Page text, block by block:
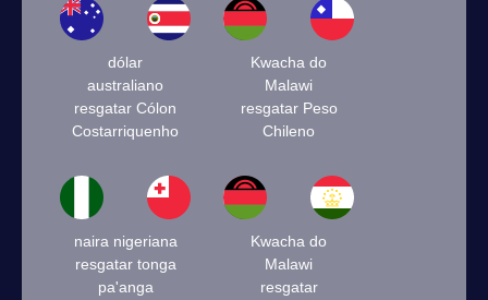
dólar
australiano
resgatar Cólon
Costarriquenho
Kwacha do
Malawi
resgatar Peso
Chileno
naira nigeriana
resgatar tonga
pa'anga
Kwacha do
Malawi
resgatar